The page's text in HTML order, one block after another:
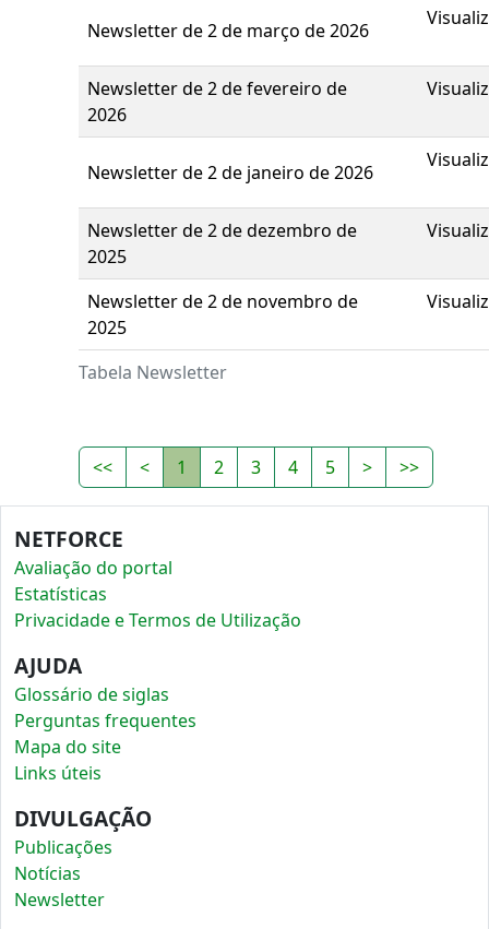
Tabela Newsletter
Newsletter de 2 de março de 2026
Newsletter de 2 de fevereiro de
2026
Newsletter de 2 de janeiro de 2026
Newsletter de 2 de dezembro de
2025
Newsletter de 2 de novembro de
2025
<< < 1 2 3 4 5 > >>
NETFORCE
Avaliação do portal
Estatísticas
Privacidade e Termos de Utilização
AJUDA
Glossário de siglas
Perguntas frequentes
Mapa do site
Links úteis
DIVULGAÇÃO
Publicações
Notícias
Newsletter